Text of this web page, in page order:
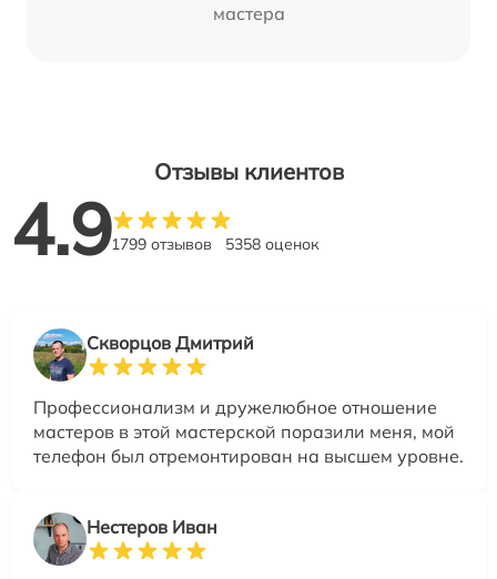
мастера
Отзывы клиентов
4.91799 отзывов 5358 оценок
Скворцов Дмитрий
Профессионализм и дружелюбное отношение
мастеров в этой мастерской поразили меня, мой
телефон был отремонтирован на высшем уровне.
Нестеров Иван